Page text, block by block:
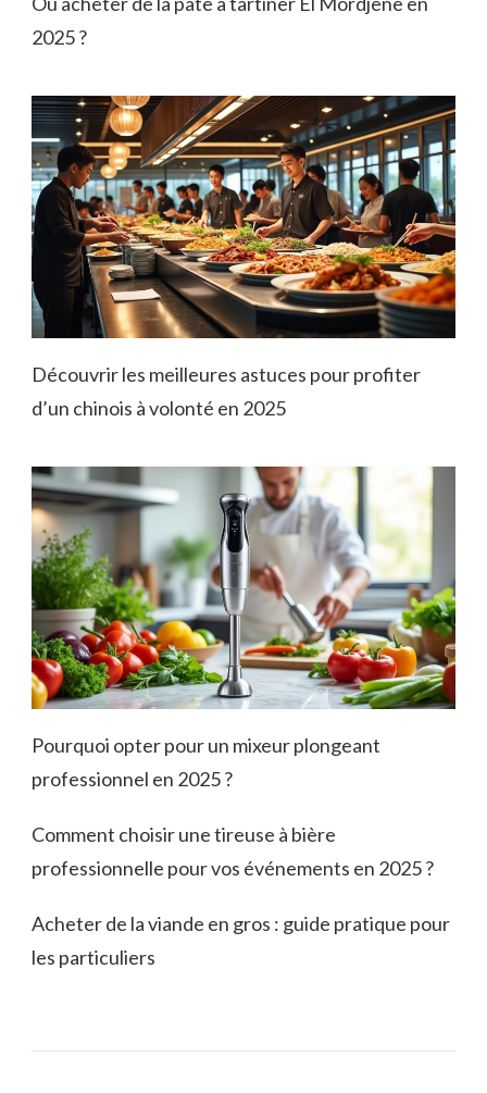
2025 ?
Découvrir les meilleures astuces pour profiter
d’un chinois à volonté en 2025
Pourquoi opter pour un mixeur plongeant
professionnel en 2025 ?
Comment choisir une tireuse à bière
professionnelle pour vos événements en 2025 ?
Acheter de la viande en gros : guide pratique pour
les particuliers